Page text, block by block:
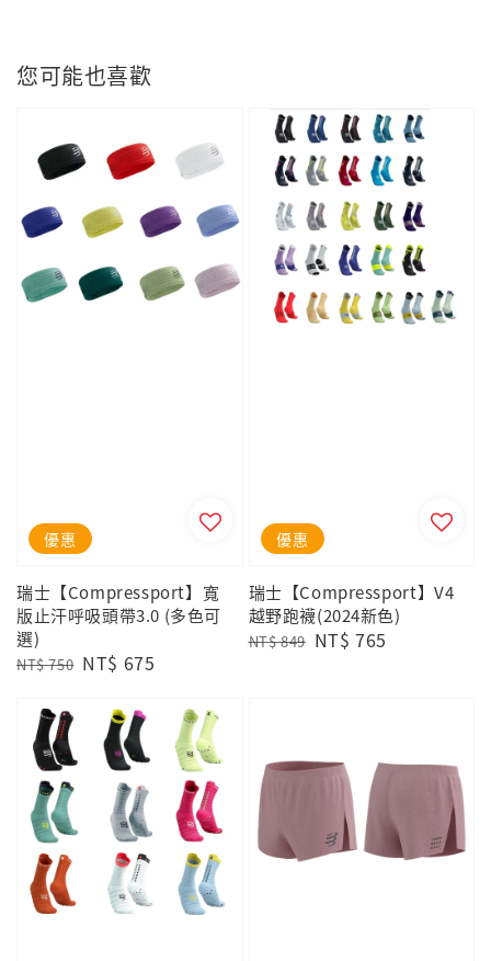
您可能也喜歡
優惠
瑞士【Compressport】寬
版止汗呼吸頭帶3.0 (多色可
選)
Regular
NT$ 750 Sale
NT$ 675
優惠
瑞士【Compressport】V4
越野跑襪(2024新色)
Regular
NT$ 849 Sale
NT$ 765